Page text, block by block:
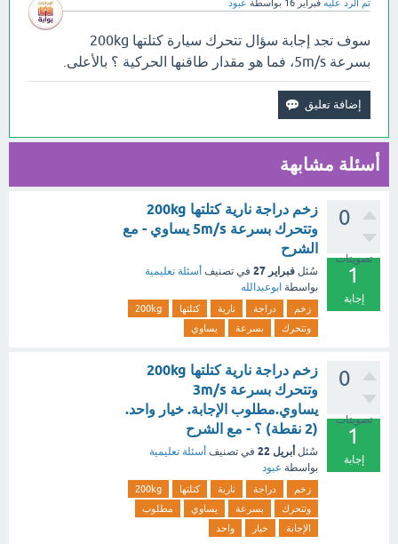
تم الرد عليه فبراير 16 بواسطة عبود
سوف تجد إجابة سؤال تتحرك سيارة كتلتها 200kg
بسرعة 5m/s، فما هو مقدار طاقنها الحركية ؟ بالأعلى.
أسئلة مشابهة
0
تصويتات
1
إجابة
زخم دراجة نارية كتلتها 200kg
وتتحرك بسرعة 5m/s يساوي - مع
الشرح
سُئل فبراير 27 في تصنيف أسئلة تعليمية
بواسطة ابوعبدالله
زخم دراجة نارية كتلتها
200kg
وتتحرك
بسرعة يساوي
0
تصويتات
1
إجابة
زخم دراجة نارية كتلتها 200kg
وتتحرك بسرعة 3m/s
يساوي.مطلوب الإجابة. خيار واحد.
(2 نقطة) ؟ - مع الشرح
سُئل أبريل 22 في تصنيف أسئلة تعليمية
بواسطة عبود
زخم دراجة نارية كتلتها
200kg
وتتحرك
بسرعة يساوي
مطلوب
الإجابة
خيار واحد